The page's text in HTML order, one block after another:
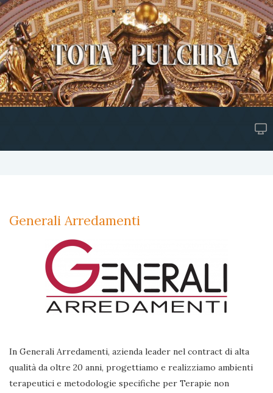
Generali Arredamenti
In Generali Arredamenti, azienda leader nel contract di alta
qualità da oltre 20 anni, progettiamo e realizziamo ambienti
terapeutici e metodologie specifiche per Terapie non